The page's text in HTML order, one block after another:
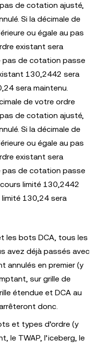
de cotation ajusté,
Si la décimale de
ou égale au pas
existant sera
pas de cotation passe
130,2442 sera
sera maintenu.
de votre ordre
de cotation ajusté,
Si la décimale de
ou égale au pas
existant sera
pas de cotation passe
limité 130,2442
limité 130,24 sera
les bots DCA, tous les
avez déjà passés avec
annulés en premier (y
sur grille de
étendue et DCA au
donc.
et types d’ordre (y
le TWAP, l’iceberg, le